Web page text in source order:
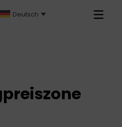
Deutsch
Primary